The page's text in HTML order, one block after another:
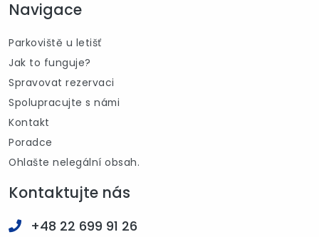
Navigace
Parkoviště u letišť
Jak to funguje?
Spravovat rezervaci
Spolupracujte s námi
Kontakt
Poradce
Ohlašte nelegální obsah.
Kontaktujte nás
+48 22 699 91 26